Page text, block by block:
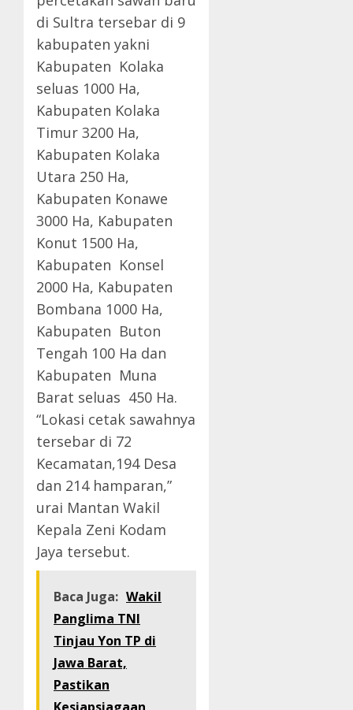
di Sultra tersebar di 9
kabupaten yakni
Kabupaten Kolaka
seluas 1000 Ha,
Kabupaten Kolaka
Timur 3200 Ha,
Kabupaten Kolaka
Utara 250 Ha,
Kabupaten Konawe
3000 Ha, Kabupaten
Konut 1500 Ha,
Kabupaten Konsel
2000 Ha, Kabupaten
Bombana 1000 Ha,
Kabupaten Buton
Tengah 100 Ha dan
Kabupaten Muna
Barat seluas 450 Ha.
“Lokasi cetak sawahnya
tersebar di 72
Kecamatan,194 Desa
dan 214 hamparan,”
urai Mantan Wakil
Kepala Zeni Kodam
Jaya tersebut.
Baca Juga: Wakil
Panglima TNI
Tinjau Yon TP di
Jawa Barat,
Pastikan